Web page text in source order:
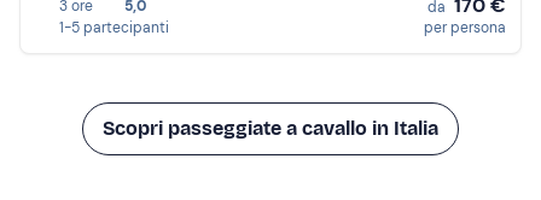
3 ore
5,0
1-5 partecipanti
da 170 €
per persona
Scopri passeggiate a cavallo in Italia